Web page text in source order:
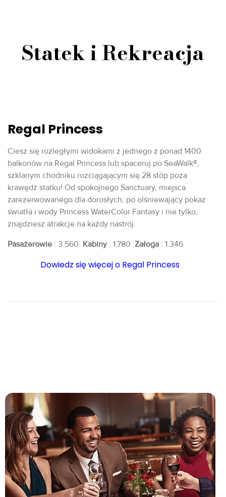
Statek i Rekreacja
Regal Princess
Ciesz się rozległymi widokami z jednego z ponad 1400
balkonów na Regal Princess lub spaceruj po SeaWalk®,
szklanym chodniku rozciągającym się 28 stóp poza
krawędź statku! Od spokojnego Sanctuary, miejsca
zarezerwowanego dla dorosłych, po olśniewający pokaz
światła i wody Princess WaterColor Fantasy i nie tylko,
znajdziesz atrakcje na każdy nastrój.
Pasażerowie : 3.560 Kabiny: 1.780 Załoga : 1.346
Dowiedz się więcej o Regal Princess